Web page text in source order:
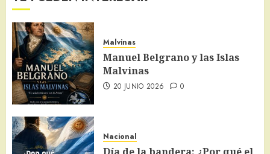
Malvinas
Manuel Belgrano y las Islas
Malvinas
20 JUNIO 2026 0
Nacional